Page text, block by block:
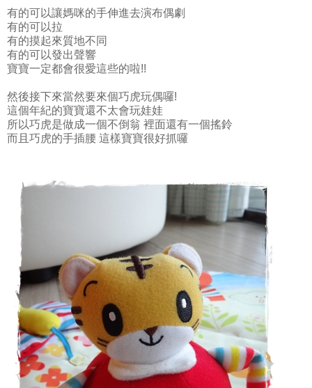
有的可以讓媽咪的手伸進去演布偶劇
有的可以拉
有的摸起來質地不同
有的可以發出聲響
寶寶一定都會很愛這些的啦!!
然後接下來當然要來個巧虎玩偶囉!
這個年紀的寶寶還不太會玩娃娃
所以巧虎是做成一個不倒翁 裡面還有一個搖鈴
而且巧虎的手插腰 這樣寶寶很好抓囉